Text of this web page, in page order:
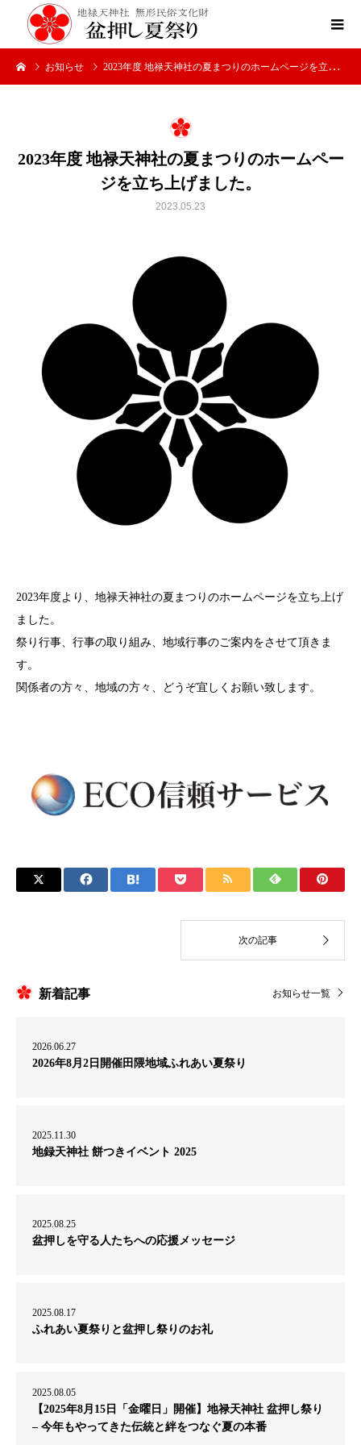
お知らせ 2023年度 地禄天神社の夏まつりのホームページを立ち上げました。
2023年度 地禄天神社の夏まつりのホームペー
ジを立ち上げました。
2023.05.23
2023年度より、地禄天神社の夏まつりのホームページを立ち上げ
ました。
祭り行事、行事の取り組み、地域行事のご案内をさせて頂きま
す。
関係者の方々、地域の方々、どうぞ宜しくお願い致します。
新着記事 お知らせ一覧
2026.06.27
2026年8月2日開催田隈地域ふれあい夏祭り
2025.11.30
地録天神社 餅つきイベント 2025
2025.08.25
盆押しを守る人たちへの応援メッセージ
2025.08.17
ふれあい夏祭りと盆押し祭りのお礼
2025.08.05
【2025年8月15日「金曜日」開催】地禄天神社 盆押し祭り
– 今年もやってきた伝統と絆をつなぐ夏の本番